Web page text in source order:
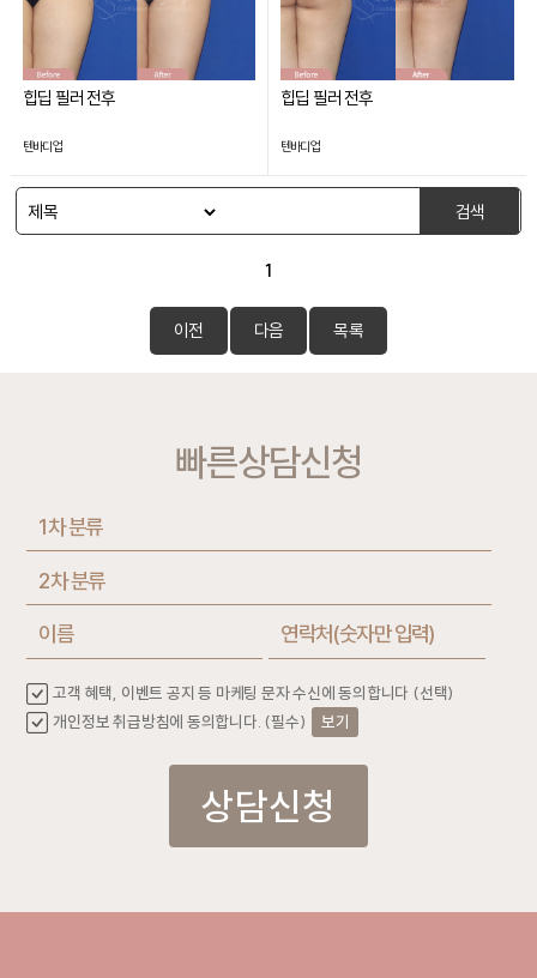
힙딥 필러 전후
텐바디업
힙딥 필러 전후
텐바디업
검색
1
이전 다음 목록
빠른상담신청
고객 혜택, 이벤트 공지 등 마케팅 문자 수신에 동의합니다 (선택)
개인정보 취급방침에 동의합니다. (필수)
보기
상담신청